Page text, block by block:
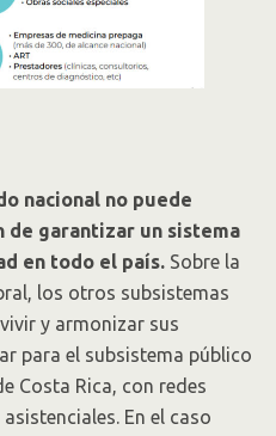
nacional no puede
garantizar un sistema
en todo el país. Sobre la
los otros subsistemas
y armonizar sus
para el subsistema público
Costa Rica, con redes
En el caso